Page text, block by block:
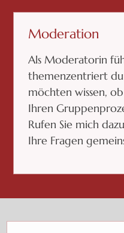
Moderation
Als Moderatorin
themenzentriert
möchten wissen,
Ihren
Rufen Sie mich
Ihre Fragen